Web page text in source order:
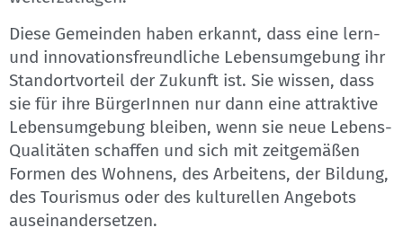
Diese Gemeinden haben erkannt, dass eine lern-
und innovationsfreundliche Lebensumgebung ihr
Standortvorteil der Zukunft ist. Sie wissen, dass
sie für ihre BürgerInnen nur dann eine attraktive
Lebensumgebung bleiben, wenn sie neue Lebens-
Qualitäten schaffen und sich mit zeitgemäßen
Formen des Wohnens, des Arbeitens, der Bildung,
des Tourismus oder des kulturellen Angebots
auseinandersetzen.